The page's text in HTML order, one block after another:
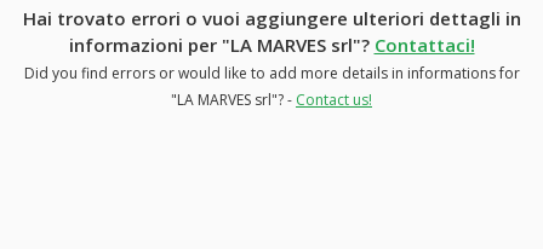
Hai trovato errori o vuoi aggiungere ulteriori dettagli in
informazioni per "LA MARVES srl"? Contattaci!
Did you find errors or would like to add more details in informations for
"LA MARVES srl"? - Contact us!